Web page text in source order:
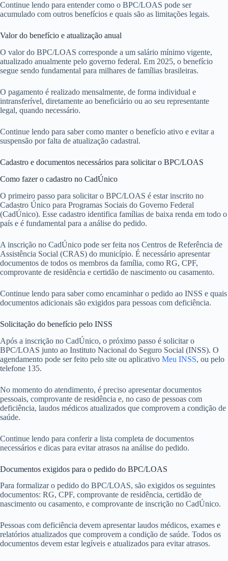
Continue lendo para entender como o BPC/LOAS pode ser
acumulado com outros benefícios e quais são as limitações legais.
Valor do benefício e atualização anual
O valor do BPC/LOAS corresponde a um salário mínimo vigente,
atualizado anualmente pelo governo federal. Em 2025, o benefício
segue sendo fundamental para milhares de famílias brasileiras.
O pagamento é realizado mensalmente, de forma individual e
intransferível, diretamente ao beneficiário ou ao seu representante
legal, quando necessário.
Continue lendo para saber como manter o benefício ativo e evitar a
suspensão por falta de atualização cadastral.
Cadastro e documentos necessários para solicitar o BPC/LOAS
Como fazer o cadastro no CadÚnico
O primeiro passo para solicitar o BPC/LOAS é estar inscrito no
Cadastro Único para Programas Sociais do Governo Federal
(CadÚnico). Esse cadastro identifica famílias de baixa renda em todo o
país e é fundamental para a análise do pedido.
A inscrição no CadÚnico pode ser feita nos Centros de Referência de
Assistência Social (CRAS) do município. É necessário apresentar
documentos de todos os membros da família, como RG, CPF,
comprovante de residência e certidão de nascimento ou casamento.
Continue lendo para saber como encaminhar o pedido ao INSS e quais
documentos adicionais são exigidos para pessoas com deficiência.
Solicitação do benefício pelo INSS
Após a inscrição no CadÚnico, o próximo passo é solicitar o
BPC/LOAS junto ao Instituto Nacional do Seguro Social (INSS). O
agendamento pode ser feito pelo site ou aplicativo Meu INSS, ou pelo
telefone 135.
No momento do atendimento, é preciso apresentar documentos
pessoais, comprovante de residência e, no caso de pessoas com
deficiência, laudos médicos atualizados que comprovem a condição de
saúde.
Continue lendo para conferir a lista completa de documentos
necessários e dicas para evitar atrasos na análise do pedido.
Documentos exigidos para o pedido do BPC/LOAS
Para formalizar o pedido do BPC/LOAS, são exigidos os seguintes
documentos: RG, CPF, comprovante de residência, certidão de
nascimento ou casamento, e comprovante de inscrição no CadÚnico.
Pessoas com deficiência devem apresentar laudos médicos, exames e
relatórios atualizados que comprovem a condição de saúde. Todos os
documentos devem estar legíveis e atualizados para evitar atrasos.